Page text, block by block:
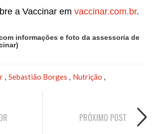
a Vaccinar em vaccinar.com.br.
informações e foto da assessoria de
, Sebastião Borges , Nutrição ,
PRÓXIMO POST